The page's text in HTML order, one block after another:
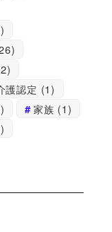
護認定 (1)
家族 (1)